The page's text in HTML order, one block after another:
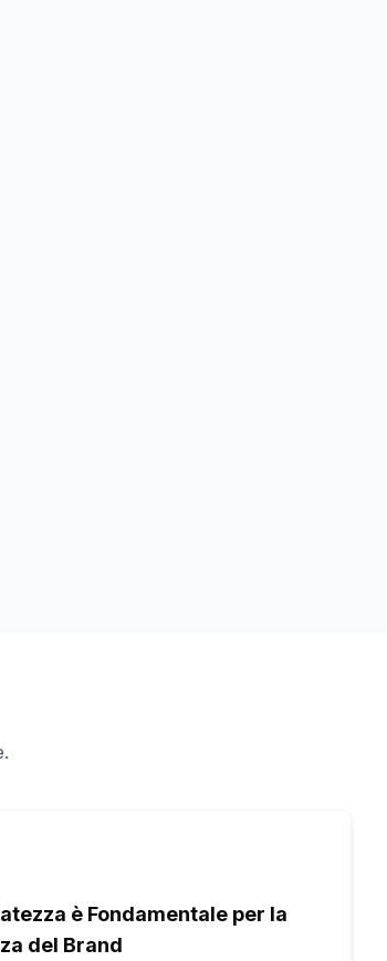
è Fondamentale per la
del Brand